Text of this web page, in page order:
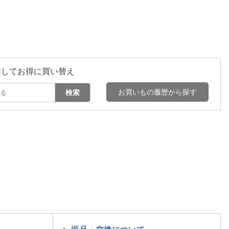
てお得に買い替え
検索 お買いもの履歴から探す